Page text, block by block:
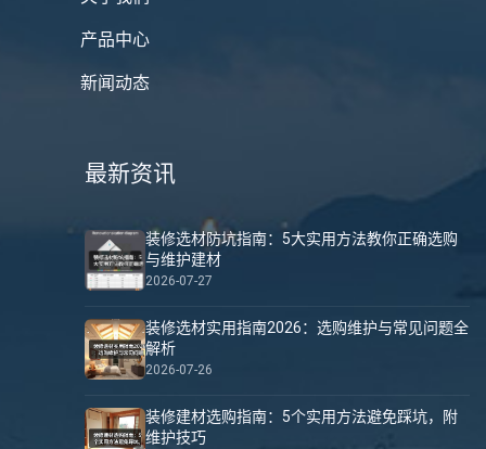
产品中心
新闻动态
最新资讯
装修选材防坑指南：5大实用方法教你正确选购
与维护建材
2026-07-27
装修选材实用指南2026：选购维护与常见问题全
解析
2026-07-26
装修建材选购指南：5个实用方法避免踩坑，附
维护技巧